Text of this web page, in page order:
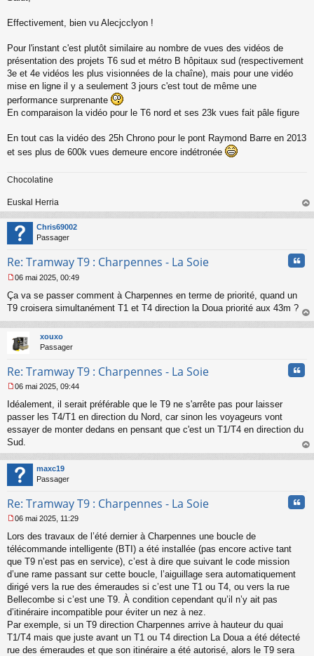
s
e
n
o
n
u
Effectivement, bien vu Alecjcclyon !
Pour l'instant c'est plutôt similaire au nombre de vues des vidéos de
présentation des projets T6 sud et métro B hôpitaux sud (respectivement
3e et 4e vidéos les plus visionnées de la chaîne), mais pour une vidéo
mise en ligne il y a seulement 3 jours c'est tout de même une
performance surprenante
En comparaison la vidéo pour le T6 nord et ses 23k vues fait pâle figure
En tout cas la vidéo des 25h Chrono pour le pont Raymond Barre en 2013
et ses plus de 600k vues demeure encore indétronée
Chocolatine
Euskal Herria
au
Chris69002
Passager
Re: Tramway T9 : Charpennes - La Soie
e
s
a
g
e
o
l
u
06 mai 2025, 00:49
Ça va se passer comment à Charpennes en terme de priorité, quand un
T9 croisera simultanément T1 et T4 direction la Doua priorité aux 43m ?
au
xouxo
Passager
Re: Tramway T9 : Charpennes - La Soie
e
s
g
n
o
u
06 mai 2025, 09:44
Idéalement, il serait préférable que le T9 ne s'arrête pas pour laisser
passer les T4/T1 en direction du Nord, car sinon les voyageurs vont
essayer de monter dedans en pensant que c'est un T1/T4 en direction du
Sud.
au
maxc19
Passager
Re: Tramway T9 : Charpennes - La Soie
e
s
s
g
e
n
o
n
l
u
06 mai 2025, 11:29
Lors des travaux de l’été dernier à Charpennes une boucle de
télécommande intelligente (BTI) a été installée (pas encore active tant
que T9 n’est pas en service), c’est à dire que suivant le code mission
d’une rame passant sur cette boucle, l’aiguillage sera automatiquement
dirigé vers la rue des émeraudes si c’est une T1 ou T4, ou vers la rue
Bellecombe si c’est une T9. À condition cependant qu’il n’y ait pas
d’itinéraire incompatible pour éviter un nez à nez.
Par exemple, si un T9 direction Charpennes arrive à hauteur du quai
T1/T4 mais que juste avant un T1 ou T4 direction La Doua a été détecté
rue des émeraudes et que son itinéraire a été autorisé, alors le T9 sera